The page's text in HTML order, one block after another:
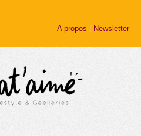
A propos | Newsletter